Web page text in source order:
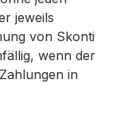
jeweils
von Skonti
wenn der
in